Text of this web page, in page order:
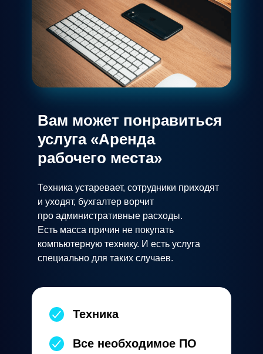
Вам может понравиться
услуга «Аренда
рабочего места»
Техника устаревает, сотрудники приходят
и уходят, бухгалтер ворчит
про административные расходы.
Есть масса причин не покупать
компьютерную технику. И есть услуга
специально для таких случаев.
Техника
Все необходимое ПО